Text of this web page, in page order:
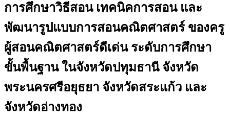
การศึกษาวิธีสอน เทคนิคการสอน และ
พัฒนารูปแบบการสอนคณิตศาสตร์ ของครู
ผู้สอนคณิตศาสตร์ดีเด่น ระดับการศึกษา
ขั้นพื้นฐาน ในจังหวัดปทุมธานี จังหวัด
พระนครศรีอยุธยา จังหวัดสระแก้ว และ
จังหวัดอ่างทอง